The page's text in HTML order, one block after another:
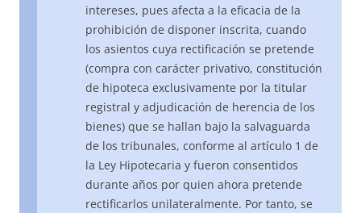
intereses, pues afecta a la eficacia de la
prohibición de disponer inscrita, cuando
los asientos cuya rectificación se pretende
(compra con carácter privativo, constitución
de hipoteca exclusivamente por la titular
registral y adjudicación de herencia de los
bienes) que se hallan bajo la salvaguarda
de los tribunales, conforme al artículo 1 de
la Ley Hipotecaria y fueron consentidos
durante años por quien ahora pretende
rectificarlos unilateralmente. Por tanto, se